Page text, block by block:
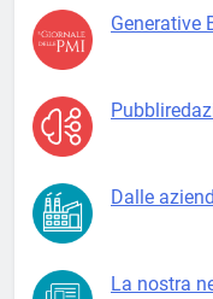
Generative
Dalle
La nostra